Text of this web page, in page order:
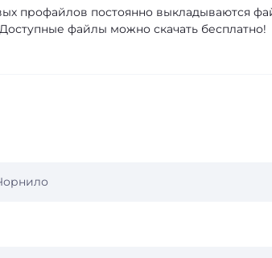
профайлов постоянно выкладываются
файлы можно скачать бесплатно!